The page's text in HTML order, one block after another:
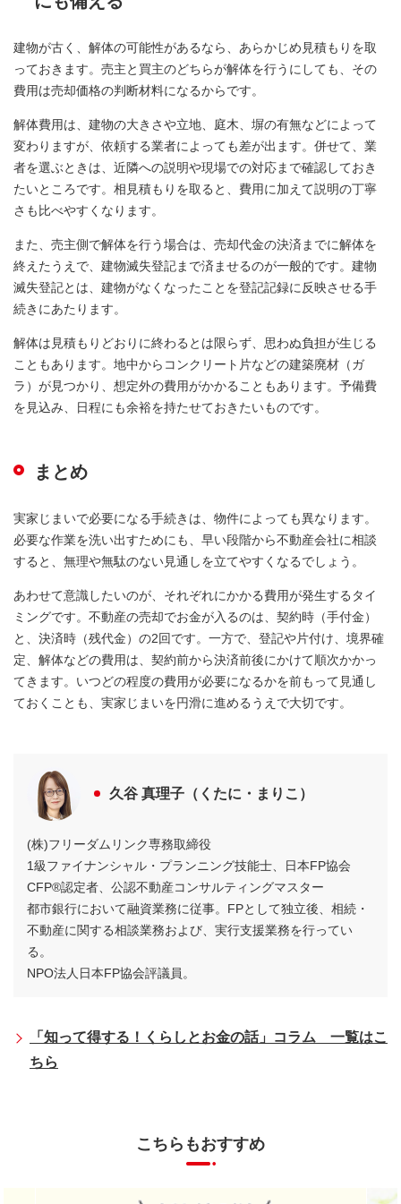
建物が古く、解体の可能性があるなら、あらかじめ見積もりを取
っておきます。売主と買主のどちらが解体を行うにしても、その
費用は売却価格の判断材料になるからです。
解体費用は、建物の大きさや立地、庭木、塀の有無などによって
変わりますが、依頼する業者によっても差が出ます。併せて、業
者を選ぶときは、近隣への説明や現場での対応まで確認しておき
たいところです。相見積もりを取ると、費用に加えて説明の丁寧
さも比べやすくなります。
また、売主側で解体を行う場合は、売却代金の決済までに解体を
終えたうえで、建物滅失登記まで済ませるのが一般的です。建物
滅失登記とは、建物がなくなったことを登記記録に反映させる手
続きにあたります。
解体は見積もりどおりに終わるとは限らず、思わぬ負担が生じる
こともあります。地中からコンクリート片などの建築廃材（ガ
ラ）が見つかり、想定外の費用がかかることもあります。予備費
を見込み、日程にも余裕を持たせておきたいものです。
まとめ
実家じまいで必要になる手続きは、物件によっても異なります。
必要な作業を洗い出すためにも、早い段階から不動産会社に相談
すると、無理や無駄のない見通しを立てやすくなるでしょう。
あわせて意識したいのが、それぞれにかかる費用が発生するタイ
ミングです。不動産の売却でお金が入るのは、契約時（手付金）
と、決済時（残代金）の2回です。一方で、登記や片付け、境界確
定、解体などの費用は、契約前から決済前後にかけて順次かかっ
てきます。いつどの程度の費用が必要になるかを前もって見通し
ておくことも、実家じまいを円滑に進めるうえで大切です。
久谷 真理子（くたに・まりこ）
(株)フリーダムリンク専務取締役
1級ファイナンシャル・プランニング技能士、日本FP協会
CFP®認定者、公認不動産コンサルティングマスター
都市銀行において融資業務に従事。FPとして独立後、相続・
不動産に関する相談業務および、実行支援業務を行ってい
る。
NPO法人日本FP協会評議員。
「知って得する！くらしとお金の話」コラム 一覧はこ
ちら
こちらもおすすめ